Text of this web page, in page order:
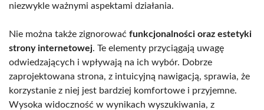
niezwykle ważnymi aspektami działania.
Nie można także zignorować funkcjonalności oraz estetyki
strony internetowej. Te elementy przyciągają uwagę
odwiedzających i wpływają na ich wybór. Dobrze
zaprojektowana strona, z intuicyjną nawigacją, sprawia, że
korzystanie z niej jest bardziej komfortowe i przyjemne.
Wysoka widoczność w wynikach wyszukiwania, z